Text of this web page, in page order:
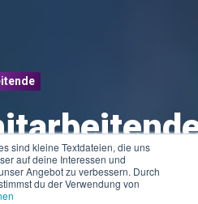
sind kleine Textdateien, die uns
auf deine Interessen und
Angebot zu verbessern. Durch
du der Verwendung von
musst